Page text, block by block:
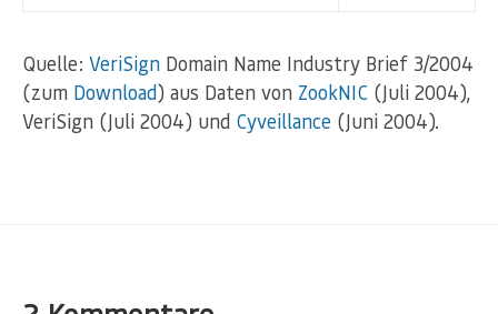
Quelle: VeriSign Domain Name Industry Brief 3/2004
(zum Download) aus Daten von ZookNIC (Juli 2004),
VeriSign (Juli 2004) und Cyveillance (Juni 2004).